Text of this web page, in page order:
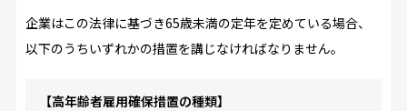
企業はこの法律に基づき65歳未満の定年を定めている場合、
以下のうちいずれかの措置を講じなければなりません。
【高年齢者雇用確保措置の種類】